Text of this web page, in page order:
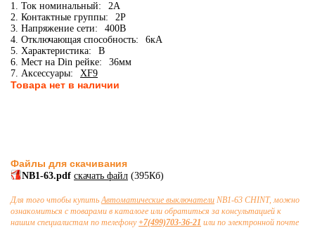
1. Ток номинальный:
2А
2. Контактные группы:
2P
3. Напряжение сети:
400В
4. Отключающая способность:
6кА
5. Характеристика:
B
6. Мест на Din рейке:
36мм
7. Аксессуары:
XF9
Товара нет в наличии
Файлы для скачивания
NB1-63.pdf скачать файл (395Кб)
Для того чтобы купитьАвтоматические выключатели NB1-63 CHINT, можно
ознакомиться с товарами в каталоге или обратиться за консультацией к
нашим специалистам по телефону+7(499)703-36-21 или по электронной почте